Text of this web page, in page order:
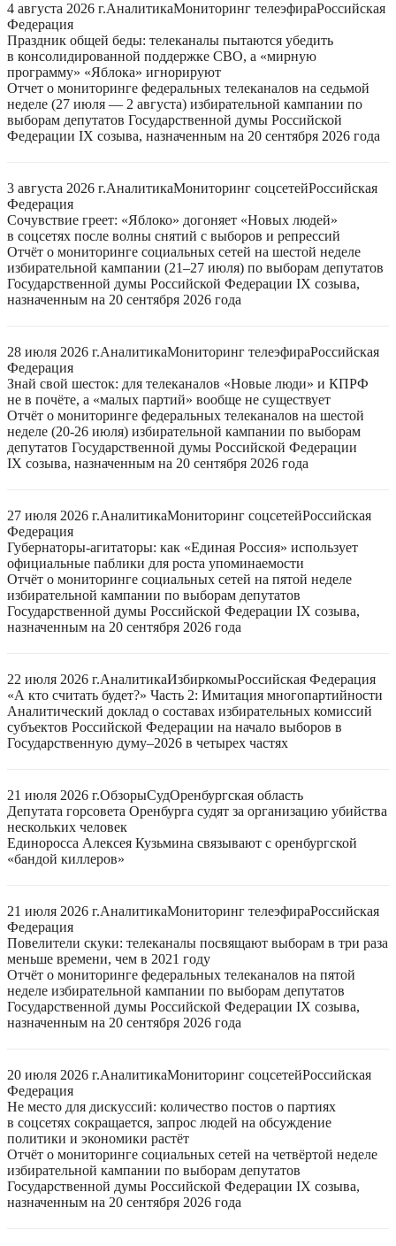
4 августа 2026 г.АналитикаМониторинг телеэфираРоссийская
Федерация
Праздник общей беды: телеканалы пытаются убедить
в консолидированной поддержке СВО, а «мирную
программу» «Яблока» игнорируют
Отчет о мониторинге федеральных телеканалов на седьмой
неделе (27 июля — 2 августа) избирательной кампании по
выборам депутатов Государственной думы Российской
Федерации IX созыва, назначенным на 20 сентября 2026 года
3 августа 2026 г.АналитикаМониторинг соцсетейРоссийская
Федерация
Сочувствие греет: «Яблоко» догоняет «Новых людей»
в соцсетях после волны снятий с выборов и репрессий
Отчёт о мониторинге социальных сетей на шестой неделе
избирательной кампании (21–27 июля) по выборам депутатов
Государственной думы Российской Федерации IX созыва,
назначенным на 20 сентября 2026 года
28 июля 2026 г.АналитикаМониторинг телеэфираРоссийская
Федерация
Знай свой шесток: для телеканалов «Новые люди» и КПРФ
не в почёте, а «малых партий» вообще не существует
Отчёт о мониторинге федеральных телеканалов на шестой
неделе (20-26 июля) избирательной кампании по выборам
депутатов Государственной думы Российской Федерации
IX созыва, назначенным на 20 сентября 2026 года
27 июля 2026 г.АналитикаМониторинг соцсетейРоссийская
Федерация
Губернаторы-агитаторы: как «Единая Россия» использует
официальные паблики для роста упоминаемости
Отчёт о мониторинге социальных сетей на пятой неделе
избирательной кампании по выборам депутатов
Государственной думы Российской Федерации IX созыва,
назначенным на 20 сентября 2026 года
22 июля 2026 г.АналитикаИзбиркомыРоссийская Федерация
«А кто считать будет?» Часть 2: Имитация многопартийности
Аналитический доклад о составах избирательных комиссий
субъектов Российской Федерации на начало выборов в
Государственную думу–2026 в четырех частях
21 июля 2026 г.ОбзорыСудОренбургская область
Депутата горсовета Оренбурга судят за организацию убийства
нескольких человек
Единоросса Алексея Кузьмина связывают с оренбургской
«бандой киллеров»
21 июля 2026 г.АналитикаМониторинг телеэфираРоссийская
Федерация
Повелители скуки: телеканалы посвящают выборам в три раза
меньше времени, чем в 2021 году
Отчёт о мониторинге федеральных телеканалов на пятой
неделе избирательной кампании по выборам депутатов
Государственной думы Российской Федерации IX созыва,
назначенным на 20 сентября 2026 года
20 июля 2026 г.АналитикаМониторинг соцсетейРоссийская
Федерация
Не место для дискуссий: количество постов о партиях
в соцсетях сокращается, запрос людей на обсуждение
политики и экономики растёт
Отчёт о мониторинге социальных сетей на четвёртой неделе
избирательной кампании по выборам депутатов
Государственной думы Российской Федерации IX созыва,
назначенным на 20 сентября 2026 года